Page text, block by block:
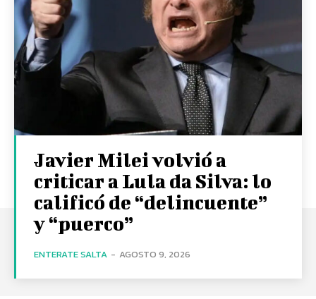
Javier Milei volvió a
criticar a Lula da Silva: lo
calificó de “delincuente”
y “puerco”
ENTERATE SALTA - AGOSTO 9, 2026